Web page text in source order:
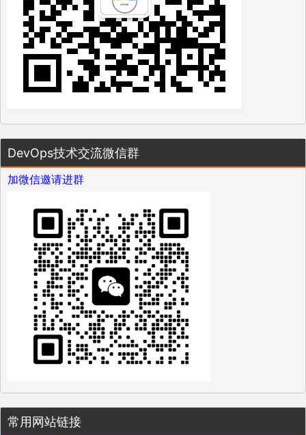
DevOps技术交流微信群
加微信邀请进群
常用网站链接